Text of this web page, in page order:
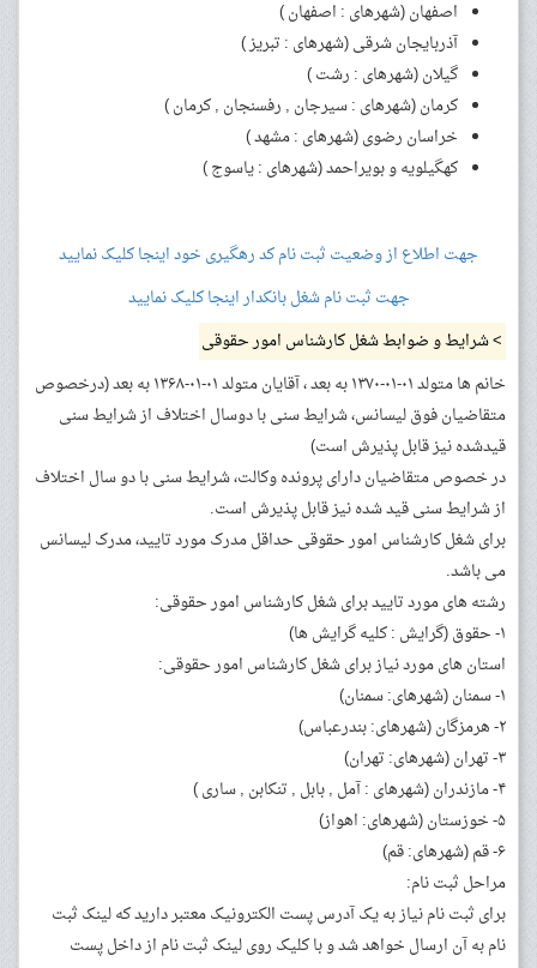
اصفهان (شهرهای : اصفهان )
آذربایجان شرقی (شهرهای : تبریز )
گیلان (شهرهای : رشت )
کرمان (شهرهای : سیرجان , رفسنجان , کرمان )
خراسان رضوی (شهرهای : مشهد )
کهگیلویه و بویراحمد (شهرهای : یاسوج )
جهت اطلاع از وضعیت ثبت نام کد رهگیری خود اینجا کلیک نمایید
جهت ثبت نام شغل بانکدار اینجا کلیک نمایید
> شرایط و ضوابط شغل کارشناس امور حقوقی
خانم ها متولد ۰۱-۰۱-۱۳۷۰ به بعد ، آقایان متولد ۰۱-۰۱-۱۳۶۸ به بعد (درخصوص
متقاضیان فوق لیسانس، شرایط سنی با دوسال اختلاف از شرایط سنی
قیدشده نیز قابل پذیرش است)
در خصوص متقاضیان دارای پرونده وکالت، شرایط سنی با دو سال اختلاف
از شرایط سنی قید شده نیز قابل پذیرش است.
برای شغل کارشناس امور حقوقی حداقل مدرک مورد تایید، مدرک لیسانس
می باشد.
رشته های مورد تایید برای شغل کارشناس امور حقوقی:
۱- حقوق (گرایش : کلیه گرایش ها)
استان های مورد نیاز برای شغل کارشناس امور حقوقی:
۱- سمنان (شهرهای: سمنان)
۲- هرمزگان (شهرهای: بندرعباس)
۳- تهران (شهرهای: تهران)
۴- مازندران (شهرهای : آمل , بابل , تنکابن , ساری )
۵- خوزستان (شهرهای: اهواز)
۶- قم (شهرهای: قم)
مراحل ثبت نام:
برای ثبت نام نیاز به یک آدرس پست الکترونیک معتبر دارید که لینک ثبت
نام به آن ارسال خواهد شد و با کلیک روی لینک ثبت نام از داخل پست